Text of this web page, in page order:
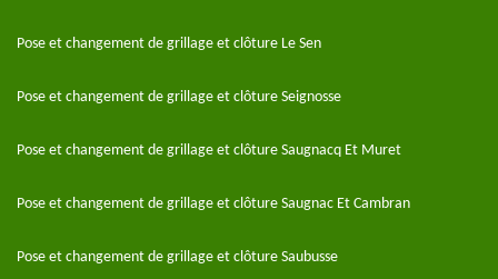
Pose et changement de grillage et clôture Le Sen
Pose et changement de grillage et clôture Seignosse
Pose et changement de grillage et clôture Saugnacq Et Muret
Pose et changement de grillage et clôture Saugnac Et Cambran
Pose et changement de grillage et clôture Saubusse